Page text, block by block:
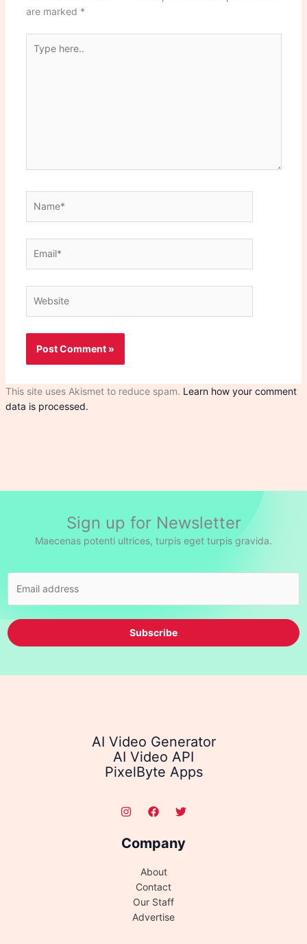
are marked *
here..
This site uses Akismet to reduce spam. Learn how your comment
data is processed.
Sign up for Newsletter
Maecenas potenti ultrices, turpis eget turpis gravida.
Subscribe
AI Video Generator
AI Video API
PixelByte Apps
Company
About
Contact
Our Staff
Advertise